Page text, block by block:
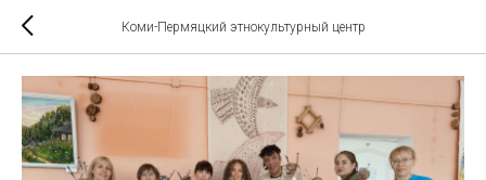
Коми-Пермяцкий этнокультурный центр